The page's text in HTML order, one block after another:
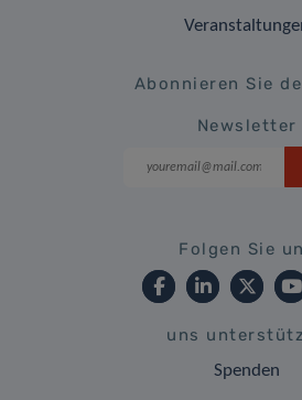
Abonnieren Sie
Newsletter
Folgen Sie
uns
Spenden